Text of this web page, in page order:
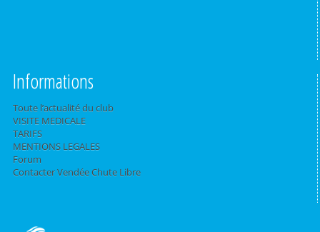
Informations
Toute l’actualité du club
VISITE MEDICALE
TARIFS
MENTIONS LEGALES
Forum
Contacter Vendée Chute Libre